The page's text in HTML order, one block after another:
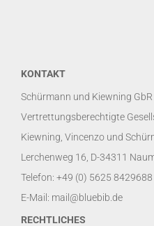
KONTAKT
Schürmann und Kiewning GbR
Vertrettungsberechtigte
Kiewning, Vincenzo und
Lerchenweg 16, D-34311
Telefon: +49 (0) 5625 8429688
E-Mail: mail@bluebib.de
RECHTLICHES